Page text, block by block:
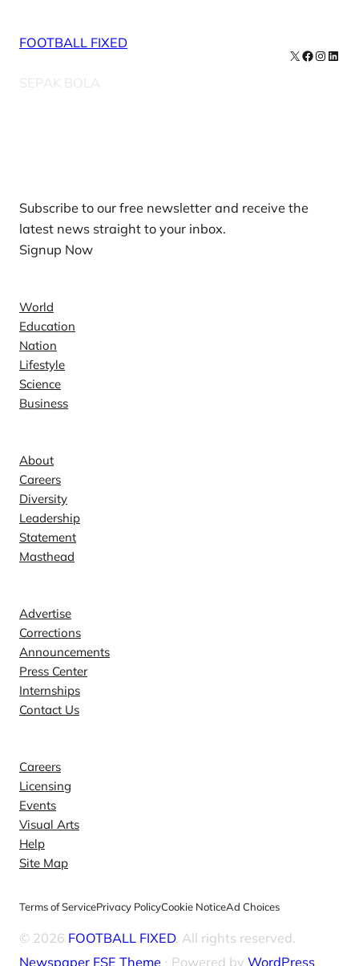
FOOTBALL FIXED
SEPAK BOLA
X Facebook
Subscribe to our free newsletter and receive the
latest news straight to your inbox.
Signup Now
World
Education
Nation
Lifestyle
Science
Business
About
Careers
Diversity
Leadership
Statement
Masthead
Advertise
Corrections
Announcements
Press Center
Internships
Contact Us
Careers
Licensing
Events
Visual Arts
Help
Site Map
Terms of ServicePrivacy PolicyCookie NoticeAd Choices
© 2026 FOOTBALL FIXED. All rights reserved.
Newspaper FSE Theme ⋅ Powered by WordPress